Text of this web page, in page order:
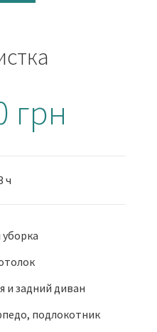
грн
ч
и задний диван
подлокотник